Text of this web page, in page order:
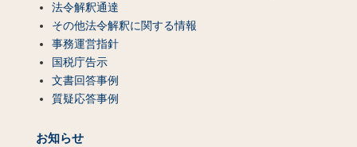
法令解釈通達
その他法令解釈に関する情報
事務運営指針
国税庁告示
文書回答事例
質疑応答事例
お知らせ